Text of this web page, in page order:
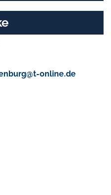
online.de